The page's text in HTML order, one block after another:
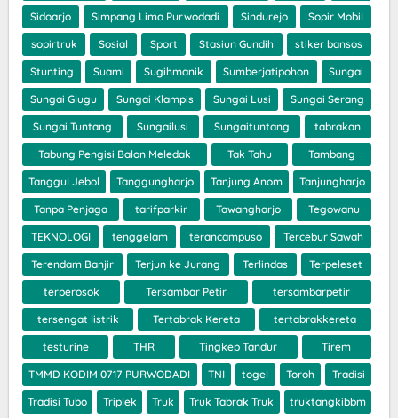
Sidoarjo Simpang Lima Purwodadi Sindurejo Sopir Mobil
sopirtruk Sosial Sport Stasiun Gundih stiker bansos
Stunting Suami Sugihmanik Sumberjatipohon Sungai
Sungai Glugu Sungai Klampis Sungai Lusi Sungai Serang
Sungai Tuntang Sungailusi Sungaituntang tabrakan
Tabung Pengisi Balon Meledak Tak Tahu Tambang
Tanggul Jebol Tanggungharjo Tanjung Anom Tanjungharjo
Tanpa Penjaga tarifparkir Tawangharjo Tegowanu
TEKNOLOGI tenggelam terancampuso Tercebur Sawah
Terendam Banjir Terjun ke Jurang Terlindas Terpeleset
terperosok Tersambar Petir tersambarpetir
tersengat listrik Tertabrak Kereta tertabrakkereta
testurine THR Tingkep Tandur Tirem
TMMD KODIM 0717 PURWODADI TNI togel Toroh Tradisi
Tradisi Tubo Triplek Truk Truk Tabrak Truk truktangkibbm